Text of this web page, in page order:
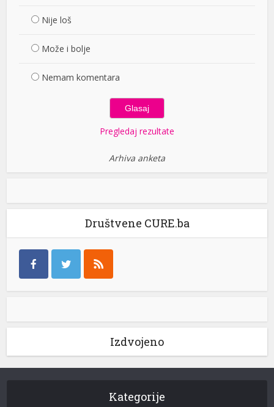
Nije loš
Može i bolje
Nemam komentara
Pregledaj rezultate
Arhiva anketa
Društvene CURE.ba
Izdvojeno
Kategorije